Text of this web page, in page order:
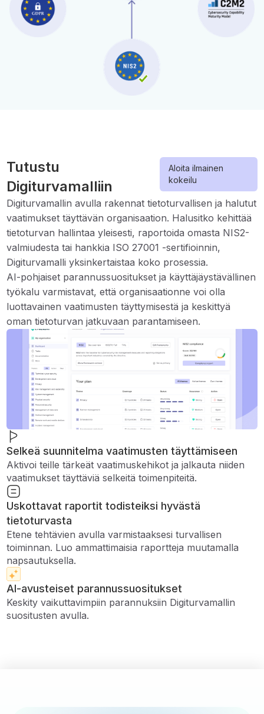
Tutustu
Digiturvamalliin
Aloita ilmainen
kokeilu
Digiturvamallin avulla rakennat tietoturvallisen ja halutut
vaatimukset täyttävän organisaation. Halusitko kehittää
tietoturvan hallintaa yleisesti, raportoida omasta NIS2-
valmiudesta tai hankkia ISO 27001 -sertifioinnin,
Digiturvamalli yksinkertaistaa koko prosessia.
AI-pohjaiset parannussuositukset ja käyttäjäystävällinen
työkalu varmistavat, että organisaationne voi olla
luottavainen vaatimusten täyttymisestä ja keskittyä
oman tietoturvan jatkuvaan parantamiseen.
Selkeä suunnitelma vaatimusten täyttämiseen
Aktivoi teille tärkeät vaatimuskehikot ja jalkauta niiden
vaatimukset täyttäviä selkeitä toimenpiteitä.
Uskottavat raportit todisteiksi hyvästä
tietoturvasta
Etene tehtävien avulla varmistaaksesi turvallisen
toiminnan. Luo ammattimaisia ​​raportteja muutamalla
napsautuksella.
AI-avusteiset parannussuositukset
Keskity vaikuttavimpiin parannuksiin Digiturvamallin
suositusten avulla.